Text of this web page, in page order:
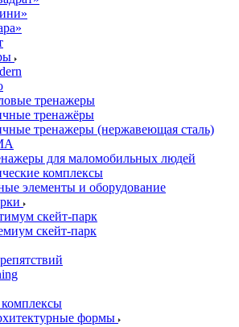
тренажеры
тренажёры
тренажеры (нержавеющая сталь)
для маломобильных людей
комплексы
элементы и оборудование
скейт-парк
скейт-парк
формы